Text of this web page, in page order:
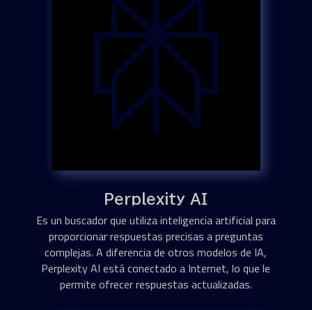
Perplexity AI
Es un buscador que utiliza inteligencia artificial para
proporcionar respuestas precisas a preguntas
complejas. A diferencia de otros modelos de IA,
Perplexity AI está conectado a Internet, lo que le
permite ofrecer respuestas actualizadas.